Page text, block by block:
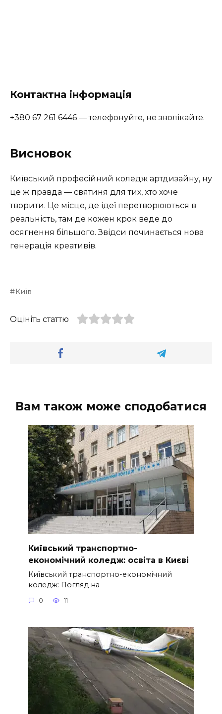
Контактна інформація
+380 67 261 6446 — телефонуйте, не зволікайте.
Висновок
Київський професійний коледж артдизайну, ну
це ж правда — святиня для тих, хто хоче
творити. Це місце, де ідеї перетворюються в
реальність, там де кожен крок веде до
осягнення більшого. Звідси починається нова
генерація креативів.
Київ
Оцініть статтю
Вам також може сподобатися
Київський транспортно-
економічний коледж: освіта в Києві
Київський транспортно-економічний
коледж: Погляд на
0 11